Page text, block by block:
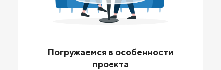
Погружаемся в особенности
проекта